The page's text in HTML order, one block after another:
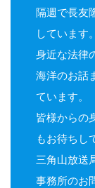
隔週で長友
しています。
身近な法律
海洋のお話
ています。
皆様からの
もお待ちし
三角山放送
事務所のお